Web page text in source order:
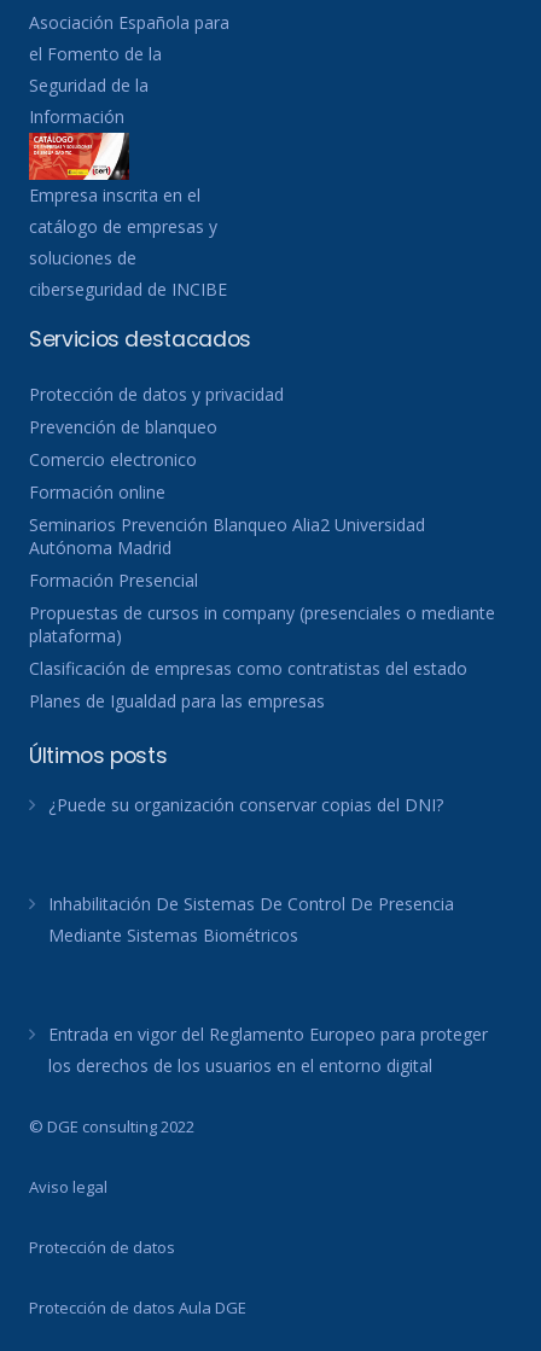
Asociación Española para
el Fomento de la
Seguridad de la
Información
Empresa inscrita en el
catálogo de empresas y
soluciones de
ciberseguridad de INCIBE
Servicios destacados
Protección de datos y privacidad
Prevención de blanqueo
Comercio electronico
Formación online
Seminarios Prevención Blanqueo Alia2 Universidad
Autónoma Madrid
Formación Presencial
Propuestas de cursos in company (presenciales o mediante
plataforma)
Clasificación de empresas como contratistas del estado
Planes de Igualdad para las empresas
Últimos posts
¿Puede su organización conservar copias del DNI?
Inhabilitación De Sistemas De Control De Presencia
Mediante Sistemas Biométricos
Entrada en vigor del Reglamento Europeo para proteger
los derechos de los usuarios en el entorno digital
© DGE consulting 2022
Aviso legal
Protección de datos
Protección de datos Aula DGE